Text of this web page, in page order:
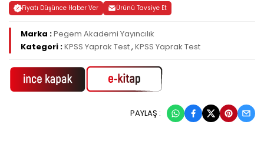
Fiyatı Düşünce Haber Ver Ürünü Tavsiye Et
Marka :Pegem Akademi Yayıncılık
Kategori :KPSS Yaprak Test, KPSS Yaprak Test
PAYLAŞ :